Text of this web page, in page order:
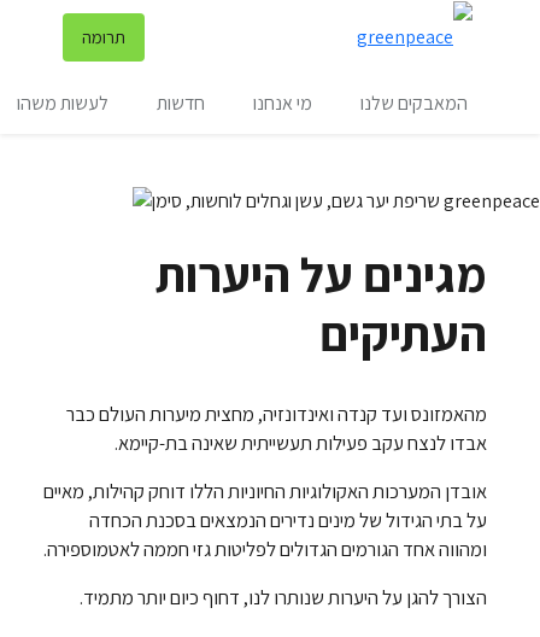
תרומה
המאבקים שלנו מי אנחנו חדשות לעשות משהו
מגינים על היערות
העתיקים
מהאמזונס ועד קנדה ואינדונזיה, מחצית מיערות העולם כבר
אבדו לנצח עקב פעילות תעשייתית שאינה בת-קיימא.
אובדן המערכות האקולוגיות החיוניות הללו דוחק קהילות, מאיים
על בתי הגידול של מינים נדירים הנמצאים בסכנת הכחדה
ומהווה אחד הגורמים הגדולים לפליטות גזי חממה לאטמוספירה.
הצורך להגן על היערות שנותרו לנו, דחוף כיום יותר מתמיד.